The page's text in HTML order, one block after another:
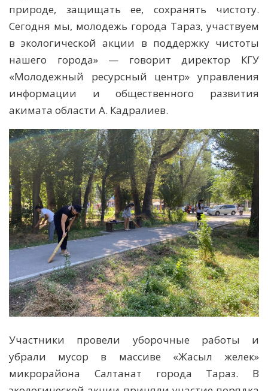
природе, защищать ее, сохранять чистоту.
Сегодня мы, молодежь города Тараз, участвуем
в экологической акции в поддержку чистоты
нашего города» — говорит директор КГУ
«Молодежный ресурсный центр» управления
информации и общественного развития
акимата области А. Кадралиев.
Участники провели уборочные работы и
убрали мусор в массиве «Жасыл желек»
микрорайона Салтанат города Тараз. В